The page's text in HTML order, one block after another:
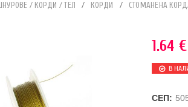
/ КОРДИ / ТЕЛ / КОРДИ / СТОМАНЕНА
1.64 €
В
СЕП: